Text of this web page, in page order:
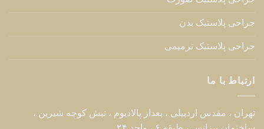
جراحی پلاستیک بدن
جراحی پلاستیک ترمیمی
ارتباط با ما
تهران ، مقدس اردبیلی ، بعداز پالادیوم ، نبش کوچه شیرین ،